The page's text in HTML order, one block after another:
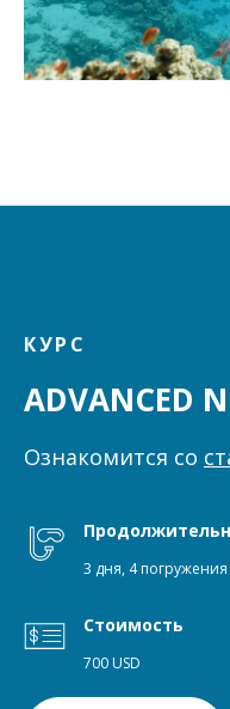
КУРС
ADVANCED
Ознакомится со
3 дня, 4 погружения
Стоимость
700 USD